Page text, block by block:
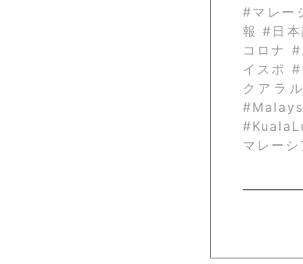
#マレー
報 #日
コロナ
イスポ
クアラ
マレー